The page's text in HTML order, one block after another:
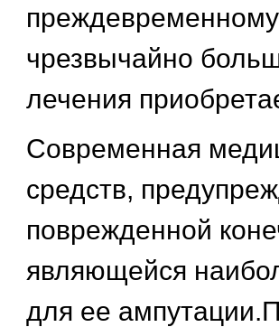
чрезвычайно
лечения
Современная
средств,
поврежденной
являющейся
для ее